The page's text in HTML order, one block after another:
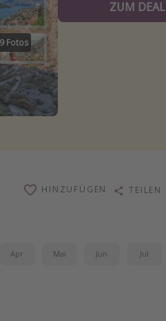
9 Fotos
ZUM DEAL
HINZUFÜGEN TEILEN
Apr Mai Jun Jul